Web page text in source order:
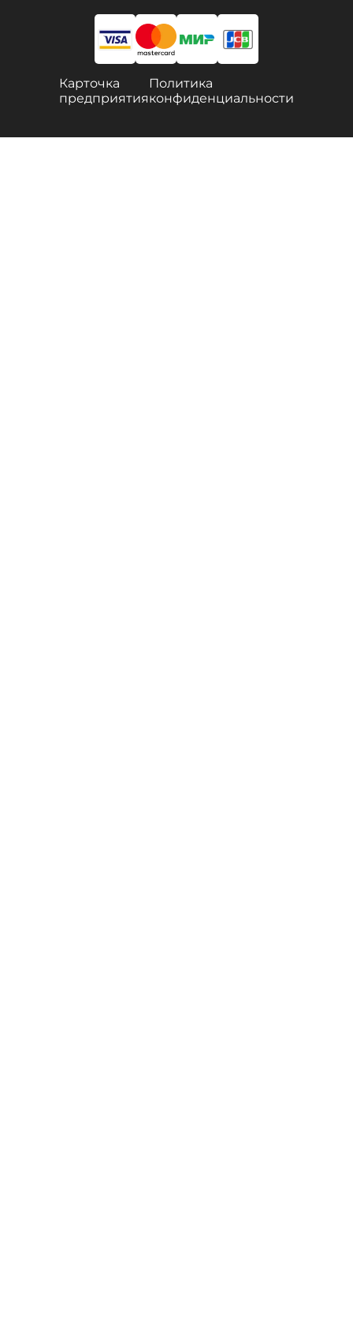
Карточка
предприятия
Политика
конфиденциальности